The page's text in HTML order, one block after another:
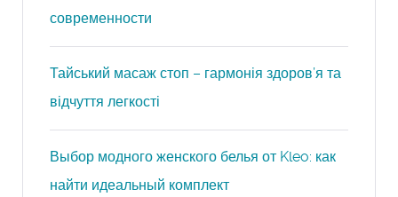
современности
Тайський масаж стоп – гармонія здоров’я та
відчуття легкості
Выбор модного женского белья от Kleo: как
найти идеальный комплект